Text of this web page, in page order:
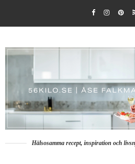
Hälsosamma recept, inspiration och